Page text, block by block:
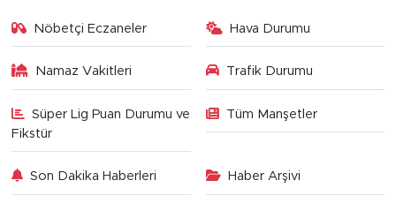
Nöbetçi Eczaneler Hava Durumu
Namaz Vakitleri Trafik Durumu
Süper Lig Puan Durumu ve
Fikstür
Tüm Manşetler
Son Dakika Haberleri Haber Arşivi